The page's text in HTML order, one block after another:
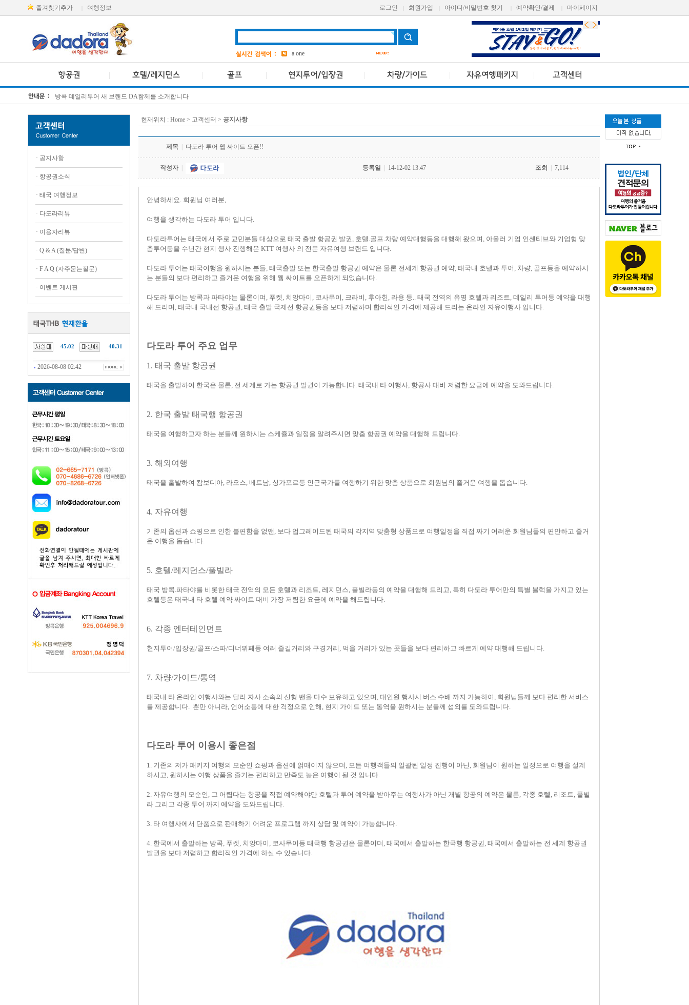
즐겨찾기추가 여행정보 로그인 회원가입 아이디/비밀번호 찾기 예약확인/결제
마이페이지
aetas
Avani
bangkok
6
a one
ASQ
pcr 4
방콕 데일리투어 새 브랜드 DA함께를 소개합니다
· 공지사항
· 항공권소식
· 태국 여행정보
· 다도라리뷰
· 이용자리뷰
· Q & A (질문/답변)
· F A Q (자주묻는질문)
· 이벤트 게시판
45.02 40.31
2026-08-08 02:42
현재위치 : Home > 고객센터 > 공지사항
제목 다도라 투어 웹 싸이트 오픈!!
작성자 등록일 14-12-02 13:47 조회 7,114
안녕하세요. 회원님 여러분,
여행을 생각하는 다도라 투어 입니다.
다도라투어는 태국에서 주로 교민분들 대상으로 태국 출발 항공권 발권, 호텔.골프.차량 예약대행등을 대행해 왔으며, 아울러 기업 인센티브와 기업형 맞
춤투어등을 수년간 현지 행사 진행해온 KTT 여행사 의 전문 자유여행 브랜드 입니다.
다도라 투어는 태국여행을 원하시는 분들, 태국출발 또는 한국출발 항공권 예약은 물론 전세계 항공권 예약, 태국내 호텔과 투어, 차량, 골프등을 예약하시
는 분들의 보다 편리하고 즐거운 여행을 위해 웹 싸이트를 오픈하게 되었습니다.
다도라 투어는 방콕과 파타야는 물론이며, 푸켓, 치앙마이, 코사무이, 크라비, 후아힌, 라용 등.. 태국 전역의 유명 호텔과 리조트, 데일리 투어등 예약을 대행
해 드리며, 태국내 국내선 항공권, 태국 출발 국제선 항공권등을 보다 저렴하며 합리적인 가격에 제공해 드리는 온라인 자유여행사 입니다.
다도라 투어 주요 업무
1. 태국 출발 항공권
태국을 출발하여 한국은 물론, 전 세계로 가는 항공권 발권이 가능합니다. 태국내 타 여행사, 항공사 대비 저렴한 요금에 예약을 도와드립니다.
2. 한국 출발 태국행 항공권
태국을 여행하고자 하는 분들께 원하시는 스케쥴과 일정을 알려주시면 맞춤 항공권 예약을 대행해 드립니다.
3. 해외여행
태국을 출발하여 캄보디아, 라오스, 베트남, 싱가포르등 인근국가를 여행하기 위한 맞춤 상품으로 회원님의 즐거운 여행을 돕습니다.
4. 자유여행
기존의 옵션과 쇼핑으로 인한 불편함을 없앤, 보다 업그레이드된 태국의 각지역 맞춤형 상품으로 여행일정을 직접 짜기 어려운 회원님들의 편안하고 즐거
운 여행을 돕습니다.
5. 호텔/레지던스/풀빌라
태국 방콕.파타야를 비롯한 태국 전역의 모든 호텔과 리조트, 레지던스, 풀빌라등의 예약을 대행해 드리고, 특히 다도라 투어만의 특별 블럭을 가지고 있는
호텔등은 태국내 타 호텔 예약 싸이트 대비 가장 저렴한 요금에 예약을 해드립니다.
6. 각종 엔터테인먼트
현지투어/입장권/골프/스파/디너뷔페등 여러 즐길거리와 구경거리, 먹을 거리가 있는 곳들을 보다 편리하고 빠르게 예약 대행해 드립니다.
7. 차량/가이드/통역
태국내 타 온라인 여행사와는 달리 자사 소속의 신형 밴을 다수 보유하고 있으며, 대인원 행사시 버스 수배 까지 가능하여, 회원님들께 보다 편리한 서비스
를 제공합니다. 뿐만 아니라, 언어소통에 대한 걱정으로 인해, 현지 가이드 또는 통역을 원하시는 분들께 섭외를 도와드립니다.
다도라 투어 이용시 좋은점
1. 기존의 저가 패키지 여행의 모순인 쇼핑과 옵션에 얽매이지 않으며, 모든 여행객들의 일괄된 일정 진행이 아닌, 회원님이 원하는 일정으로 여행을 설계
하시고, 원하시는 여행 상품을 즐기는 편리하고 만족도 높은 여행이 될 것 입니다.
2. 자유여행의 모순인, 그 어렵다는 항공을 직접 예약해야만 호텔과 투어 예약을 받아주는 여행사가 아닌 개별 항공의 예약은 물론, 각종 호텔, 리조트, 풀빌
라 그리고 각종 투어 까지 예약을 도와드립니다.
3. 타 여행사에서 단품으로 판매하기 어려운 프로그램 까지 상담 및 예약이 가능합니다.
4. 한국에서 출발하는 방콕, 푸켓, 치앙마이, 코사무이등 태국행 항공권은 물론이며, 태국에서 출발하는 한국행 항공권, 태국에서 출발하는 전 세계 항공권
발권을 보다 저렴하고 합리적인 가격에 하실 수 있습니다.